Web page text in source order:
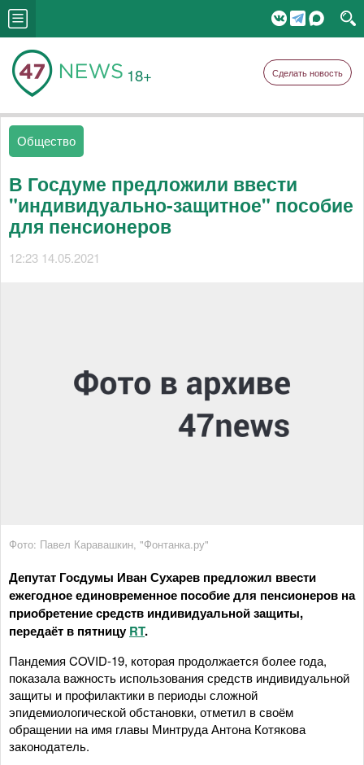
18+ Сделать новость
Общество
В Госдуме предложили ввести
"индивидуально-защитное" пособие
для пенсионеров
12:23 14.05.2021
Фото: Павел Каравашкин, "Фонтанка.ру"
Депутат Госдумы Иван Сухарев предложил ввести
ежегодное единовременное пособие для пенсионеров на
приобретение средств индивидуальной защиты,
передаёт в пятницуRT.
Пандемия COVID-19, которая продолжается более года,
показала важность использования средств индивидуальной
защиты и профилактики в периоды сложной
эпидемиологической обстановки, отметил в своём
обращении на имя главы Минтруда Антона Котякова
законодатель.